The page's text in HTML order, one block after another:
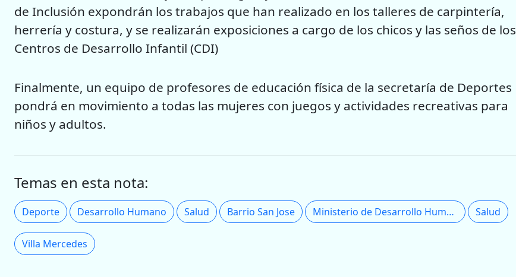
de Inclusión expondrán los trabajos que han realizado en los talleres de carpintería,
herrería y costura, y se realizarán exposiciones a cargo de los chicos y las seños de los
Centros de Desarrollo Infantil (CDI)
Finalmente, un equipo de profesores de educación física de la secretaría de Deportes
pondrá en movimiento a todas las mujeres con juegos y actividades recreativas para
niños y adultos.
Temas en esta nota:
Deporte Desarrollo Humano Salud Barrio San Jose Ministerio de Desarrollo Humano Salud
Villa Mercedes